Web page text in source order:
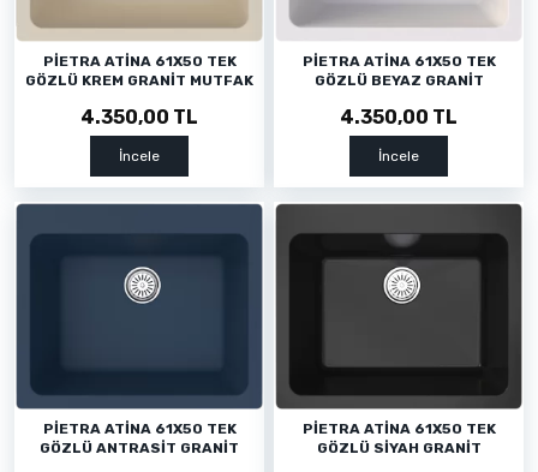
PİETRA ATİNA 61X50 TEK
GÖZLÜ KREM GRANİT MUTFAK
4.350,00 TL
İncele
PİETRA ATİNA 61X50 TEK
GÖZLÜ BEYAZ GRANİT
4.350,00 TL
İncele
PİETRA ATİNA 61X50 TEK
GÖZLÜ ANTRASİT GRANİT
PİETRA ATİNA 61X50 TEK
GÖZLÜ SİYAH GRANİT